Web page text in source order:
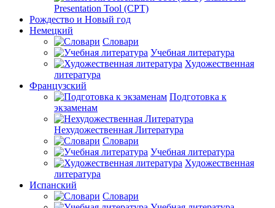
Presentation Tool (CPT)
Рождество и Новый год
Немецкий
Словари
Учебная литература
Художественная
литература
Французский
Подготовка к
экзаменам
Нехудожественная Литература
Словари
Учебная литература
Художественная
литература
Испанский
Словари